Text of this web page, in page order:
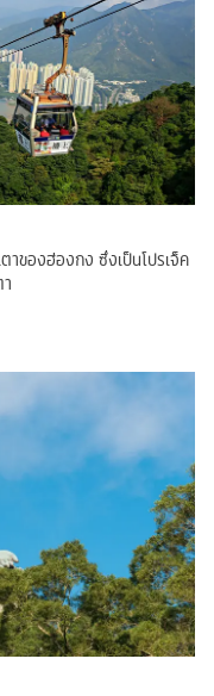
ตาของฮ่องกง ซึ่งเป็นโปรเจ็ค